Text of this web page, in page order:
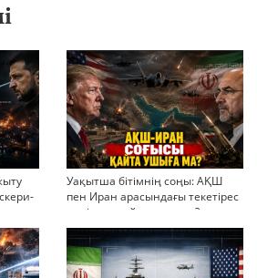
Уақытша бітімнің соңы: АҚШ
пен Иран арасындағы текетірес
неліктен қайта ушықты?